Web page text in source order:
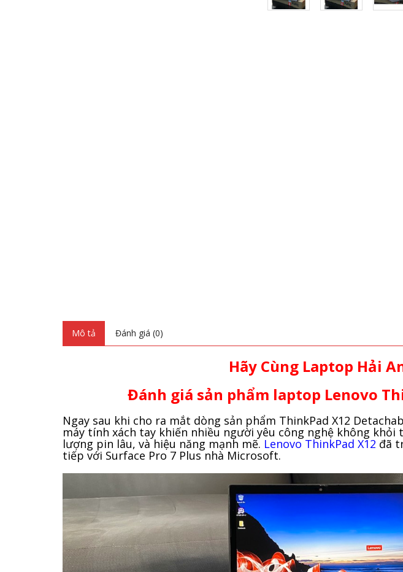
Mô tả Đánh giá (0)
Hãy Cùng Laptop Hải
Đánh giá sản phẩm laptop Lenovo
Ngay sau khi cho ra mắt dòng sản phẩm ThinkPad X12
máy tính xách tay khiến nhiều người yêu công nghệ không
lượng pin lâu, và hiệu năng mạnh mẽ. Lenovo ThinkPad X12 đã
tiếp với Surface Pro 7 Plus nhà Microsoft.